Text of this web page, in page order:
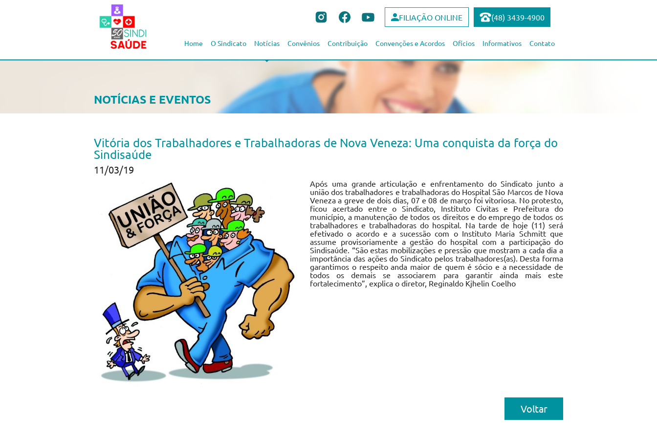
(48) 3439-4900
FILIAÇÃO ONLINE
Contato
Informativos
Ofícios
Convenções e Acordos
Contribuição
Convênios
Notícias
O Sindicato
Home
NOTÍCIAS E EVENTOS
Vitória dos Trabalhadores e Trabalhadoras de Nova Veneza: Uma conquista da força do
Sindisaúde
11/03/19
Após uma grande articulação e enfrentamento do Sindicato junto a
união dos trabalhadores e trabalhadoras do Hospital São Marcos de Nova
Veneza a greve de dois dias, 07 e 08 de março foi vitoriosa. No protesto,
ficou acertado entre o Sindicato, Instituto Civitas e Prefeitura do
município, a manutenção de todos os direitos e do emprego de todos os
trabalhadores e trabalhadoras do hospital. Na tarde de hoje (11) será
efetivado o acordo e a sucessão com o Instituto Maria Schmitt que
assume provisoriamente a gestão do hospital com a participação do
Sindisaúde. “São estas mobilizações e pressão que mostram a cada dia a
importância das ações do Sindicato pelos trabalhadores(as). Desta forma
garantimos o respeito anda maior de quem é sócio e a necessidade de
todos os demais se associarem para garantir ainda mais este
fortalecimento”, explica o diretor, Reginaldo Kjhelin Coelho
Voltar